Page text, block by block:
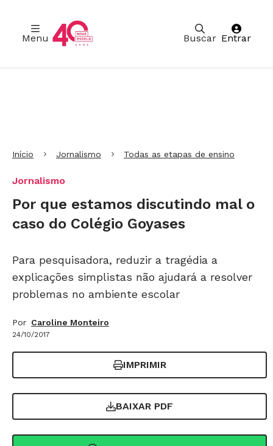
Buscar
Menu Entrar
Início Jornalismo Todas as etapas de ensino
Jornalismo
Por que estamos discutindo mal o
caso do Colégio Goyases
Para pesquisadora, reduzir a tragédia a
explicações simplistas não ajudará a resolver
problemas no ambiente escolar
Por Caroline Monteiro
24/10/2017
IMPRIMIR
BAIXAR PDF